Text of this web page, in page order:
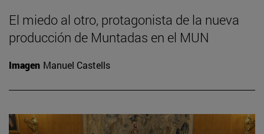
El miedo al otro, protagonista de la nueva
producción de Muntadas en el MUN
Imagen Manuel Castells